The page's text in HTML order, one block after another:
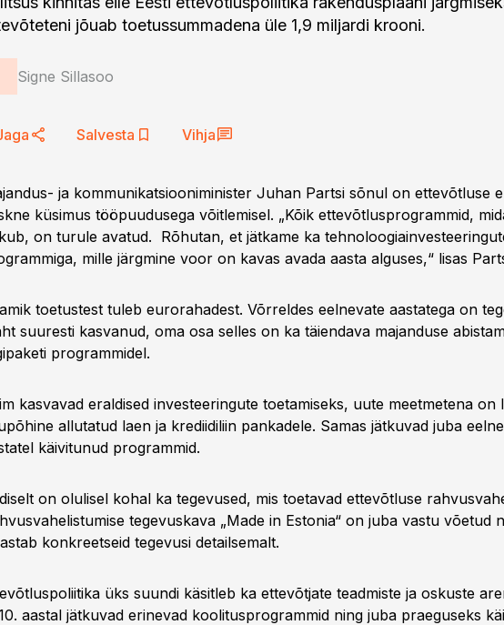
jõuab toetussummadena üle 1,9 miljardi krooni.
Signe Sillasoo
Salvesta Vihja
ja kommunikatsiooniminister Juhan Partsi sõnul on ettevõtluse
küsimus tööpuudusega võitlemisel. „Kõik ettevõtlusprogrammid,
on turule avatud. Rõhutan, et jätkame ka
mille järgmine voor on kavas avada aasta alguses,“ lisas
toetustest tuleb eurorahadest. Võrreldes eelnevate aastatega on
suuresti kasvanud, oma osa selles on ka täiendava majanduse
programmidel.
kasvavad eraldised investeeringute toetamiseks, uute meetmetena on
allutatud laen ja krediidiliin pankadele. Samas jätkuvad juba
käivitunud programmid.
on olulisel kohal ka tegevused, mis toetavad ettevõtluse
tegevuskava „Made in Estonia“ on juba vastu võetud
konkreetseid tegevusi detailsemalt.
üks suundi käsitleb ka ettevõtjate teadmiste ja oskuste
aastal jätkuvad erinevad koolitusprogrammid ning juba praeguseks